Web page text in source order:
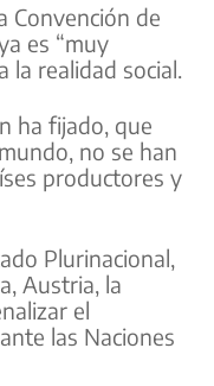
Convención de
es “muy
la realidad social.
ha fijado, que
no se han
productores y
Plurinacional,
Austria, la
el
las Naciones